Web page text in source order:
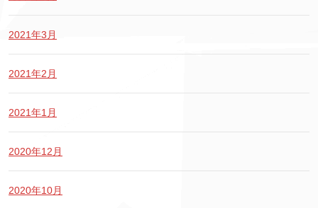
2021年3月
2021年2月
2021年1月
2020年12月
2020年10月